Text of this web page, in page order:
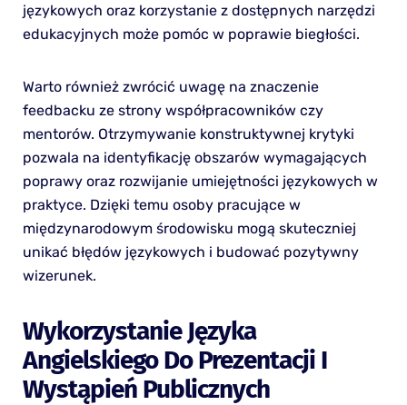
językowych oraz korzystanie z dostępnych narzędzi
edukacyjnych może pomóc w poprawie biegłości.
Warto również zwrócić uwagę na znaczenie
feedbacku ze strony współpracowników czy
mentorów. Otrzymywanie konstruktywnej krytyki
pozwala na identyfikację obszarów wymagających
poprawy oraz rozwijanie umiejętności językowych w
praktyce. Dzięki temu osoby pracujące w
międzynarodowym środowisku mogą skuteczniej
unikać błędów językowych i budować pozytywny
wizerunek.
Wykorzystanie Języka
Angielskiego Do Prezentacji I
Wystąpień Publicznych